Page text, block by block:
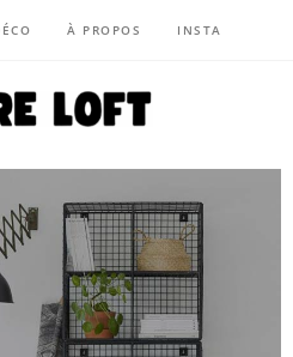
À PROPOS INSTA